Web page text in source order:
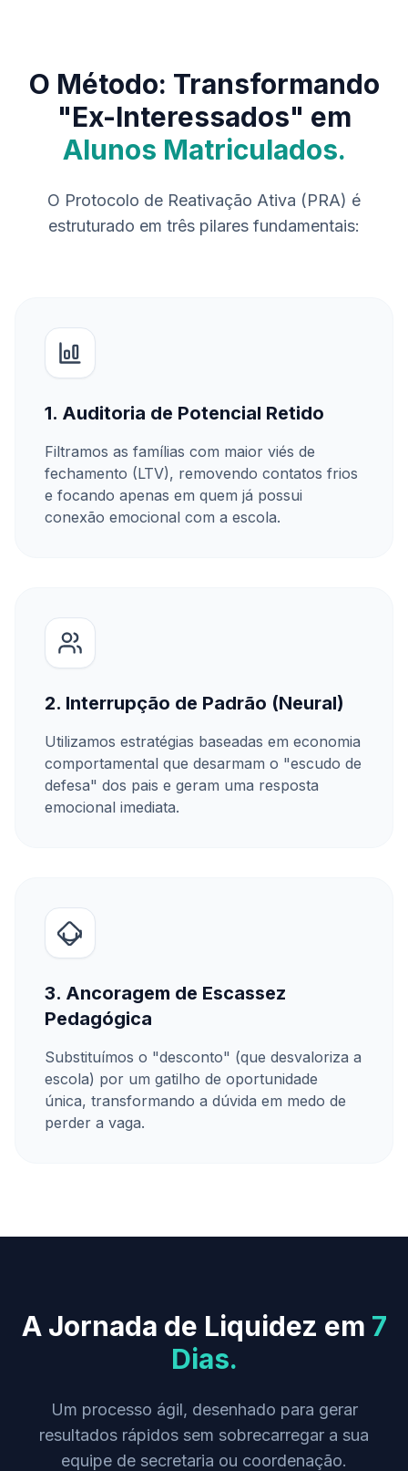
O Método: Transformando
"Ex-Interessados" em
Alunos Matriculados.
O Protocolo de Reativação Ativa (PRA) é
estruturado em três pilares fundamentais:
1. Auditoria de Potencial Retido
Filtramos as famílias com maior viés de
fechamento (LTV), removendo contatos frios
e focando apenas em quem já possui
conexão emocional com a escola.
2. Interrupção de Padrão (Neural)
Utilizamos estratégias baseadas em economia
comportamental que desarmam o "escudo de
defesa" dos pais e geram uma resposta
emocional imediata.
3. Ancoragem de Escassez
Pedagógica
Substituímos o "desconto" (que desvaloriza a
escola) por um gatilho de oportunidade
única, transformando a dúvida em medo de
perder a vaga.
A Jornada de Liquidez em 7
Dias.
Um processo ágil, desenhado para gerar
resultados rápidos sem sobrecarregar a sua
equipe de secretaria ou coordenação.